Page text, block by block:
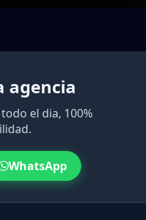
agencia
el dia, 100%
WhatsApp